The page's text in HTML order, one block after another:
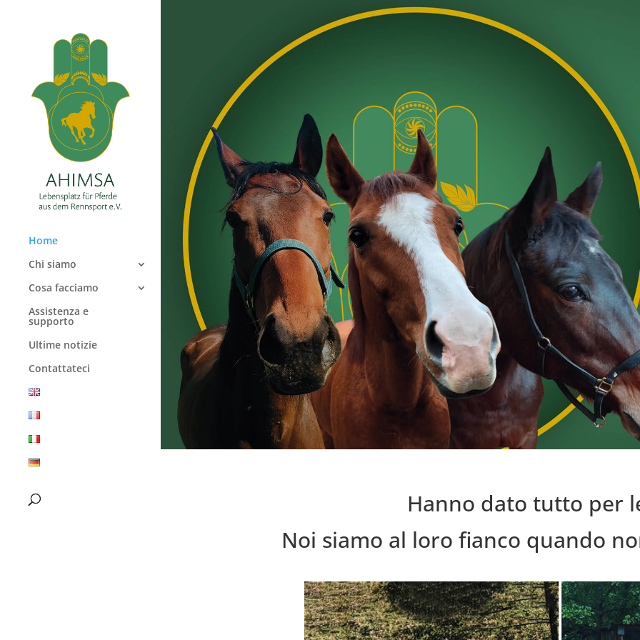
Home
Chi siamo
Cosa facciamo
Assistenza e
supporto
Ultime notizie
Contattateci
Hanno dato tutto per
Noi siamo al loro fianco quando